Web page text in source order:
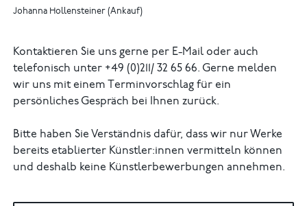
Johanna Hollensteiner (Ankauf)
Kontaktieren Sie uns gerne per E-Mail oder auch
telefonisch unter +49 (0)211/ 32 65 66. Gerne melden
wir uns mit einem Terminvorschlag für ein
persönliches Gespräch bei Ihnen zurück.
Bitte haben Sie Verständnis dafür, dass wir nur Werke
bereits etablierter Künstler:innen vermitteln können
und deshalb keine Künstlerbewerbungen annehmen.